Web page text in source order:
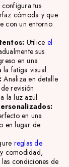
configura tus
cómoda y que
con un entorno
Utilice el
sus
en una
fatiga visual.
Analiza en detalle
revisión
la luz azul.
en una
en lugar de
reglas de
comodidad,
condiciones de